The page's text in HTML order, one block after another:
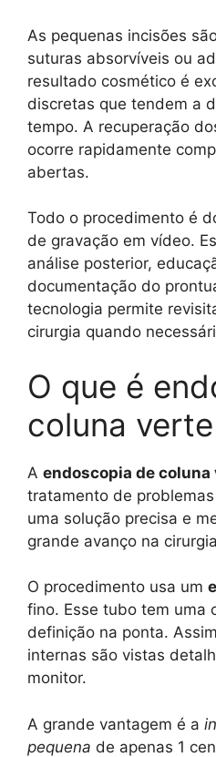
As pequenas incisões
suturas absorvíveis ou
resultado cosmético é
discretas que tendem a
tempo. A recuperação
ocorre rapidamente
abertas.
Todo o procedimento é
de gravação em vídeo.
análise posterior,
documentação do
tecnologia permite
cirurgia quando
O que é
coluna
A endoscopia de coluna
tratamento de
uma solução precisa e
grande avanço na
O procedimento usa um
fino. Esse tubo tem uma
definição na ponta.
internas são vistas
monitor.
A grande vantagem é a
pequena de apenas 1